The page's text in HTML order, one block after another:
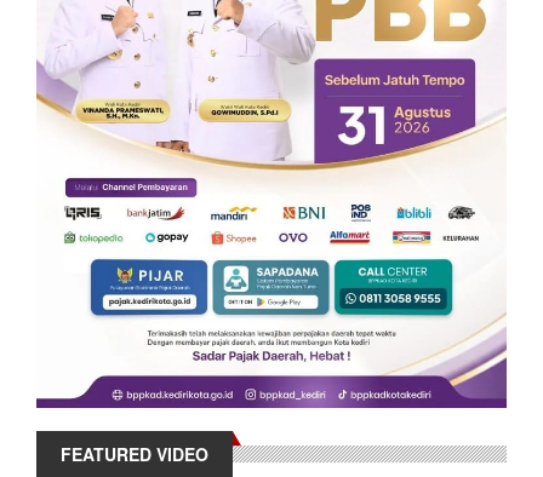
FEATURED VIDEO